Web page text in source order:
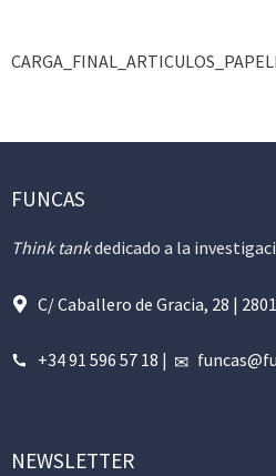
FUNCAS
Think tankdedicado a la
C/ Caballero de Gracia, 28 |
+34 91 596 57 18 |
NEWSLETTER